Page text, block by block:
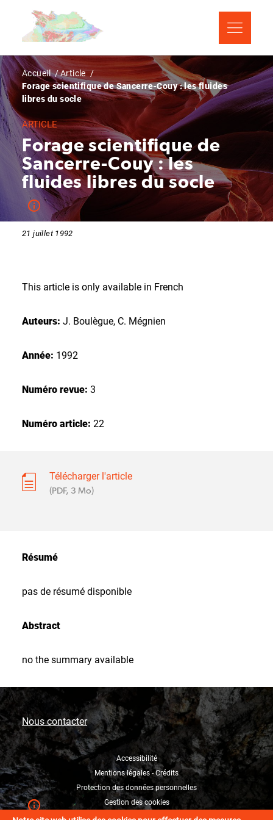
contenu
Fil
d'Ariane
Accueil
Article
Forage scientifique de Sancerre-Couy : les fluides
libres du socle
ARTICLE
Forage scientifique de
Sancerre-Couy : les
fluides libres du socle
21 juillet 1992
This article is only available in French
Auteurs: J. Boulègue, C. Mégnien
Année: 1992
Numéro revue: 3
Numéro article: 22
Télécharger l'article
(PDF, 3 Mo)
Résumé
pas de résumé disponible
Abstract
no the summary available
Nous contacter
Accessibilité
Mentions légales - Crédits
Protection des données personnelles
Gestion des cookies